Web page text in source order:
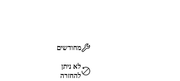
מחודשים
לא ניתן
להחזרה